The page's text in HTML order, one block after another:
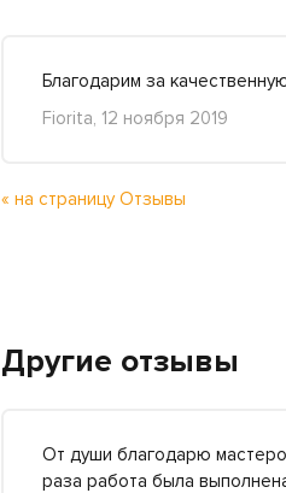
Благодарим за
Fiorita, 12 ноября 2019
« на страницу Отзывы
Другие отзывы
От души благодарю
раза работа была